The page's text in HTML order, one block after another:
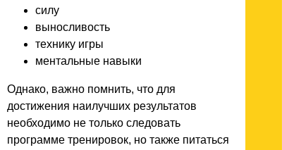
силу
выносливость
технику игры
ментальные навыки
Однако, важно помнить, что для
достижения наилучших результатов
необходимо не только следовать
программе тренировок, но также питаться